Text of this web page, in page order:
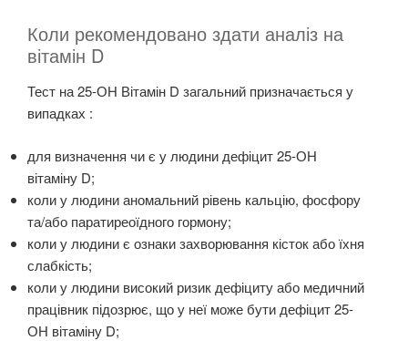
Коли рекомендовано здати аналіз на
вітамін D
Тест на 25-ОН Вітамін D загальний призначається у
випадках :
для визначення чи є у людини дефіцит 25-ОН
вітаміну D;
коли у людини аномальний рівень кальцію, фосфору
та/або паратиреоїдного гормону;
коли у людини є ознаки захворювання кісток або їхня
слабкість;
коли у людини високий ризик дефіциту або медичний
працівник підозрює, що у неї може бути дефіцит 25-
ОН вітаміну D;